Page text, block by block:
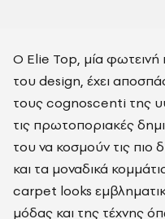
Ο Elie Top, μία
του design, έχει
τους cognoscenti της
τις πρωτοποριακές
του να κοσμούν τις πιο
και τα μοναδικά
carpet looks
μόδας και της τέχνης